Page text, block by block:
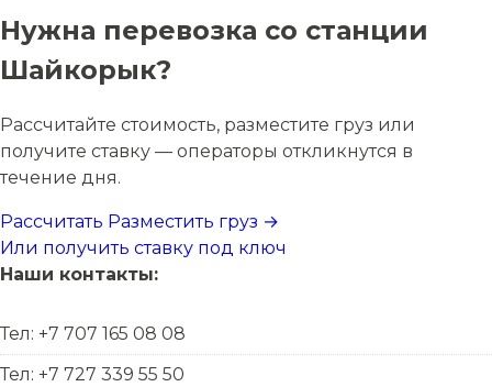
Нужна перевозка со станции
Шайкорык?
Рассчитайте стоимость, разместите груз или
получите ставку — операторы откликнутся в
течение дня.
Рассчитать Разместить груз →
Или получить ставку под ключ
Наши контакты:
Тел: +7 707 165 08 08
Тел: +7 727 339 55 50